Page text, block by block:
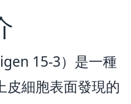
15-3）是一種
皮細胞表面發現的